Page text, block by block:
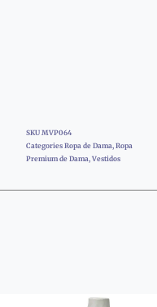
SKU MVP064
Categories Ropa de Dama, Ropa
Premium de Dama, Vestidos